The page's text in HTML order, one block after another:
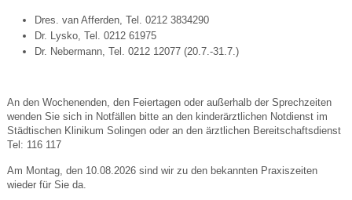
Dres. van Afferden, Tel. 0212 3834290
Dr. Lysko, Tel. 0212 61975
Dr. Nebermann, Tel. 0212 12077 (20.7.-31.7.)
An den Wochenenden, den Feiertagen oder außerhalb der Sprechzeiten
wenden Sie sich in Notfällen bitte an den kinderärztlichen Notdienst im
Städtischen Klinikum Solingen oder an den ärztlichen Bereitschaftsdienst
Tel: 116 117
Am Montag, den 10.08.2026 sind wir zu den bekannten Praxiszeiten
wieder für Sie da.